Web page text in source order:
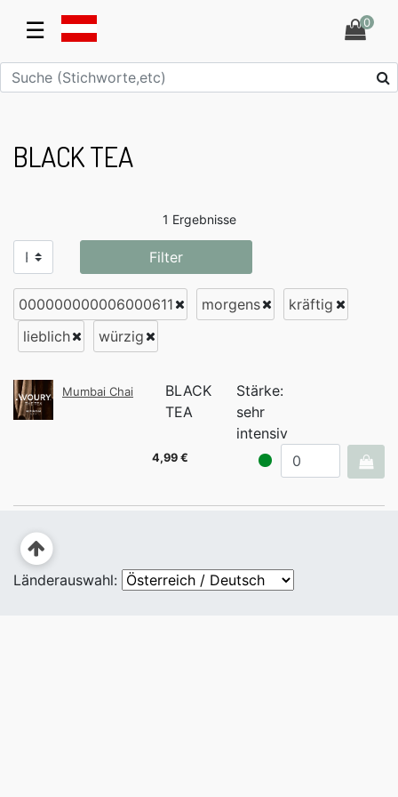
☰ 0
BLACK TEA
1 Ergebnisse
Filter
000000000006000611 morgens
kräftig
lieblich
würzig
Mumbai Chai
BLACK
TEA
Stärke:
sehr
intensiv
4,99 €
Länderauswahl: